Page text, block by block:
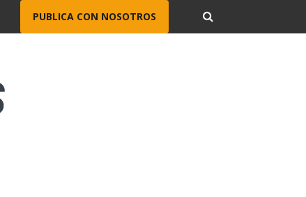
PUBLICA CON NOSOTROS